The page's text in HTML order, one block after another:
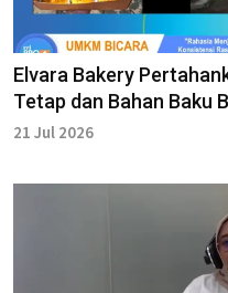
Elvara Bakery
Tetap dan Bahan Baku
21 Jul 2026